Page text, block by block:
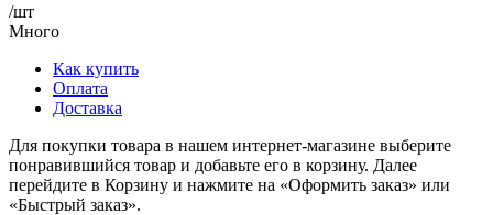
/шт
Много
Как купить
Оплата
Доставка
Для покупки товара в нашем интернет-магазине выберите
понравившийся товар и добавьте его в корзину. Далее
перейдите в Корзину и нажмите на «Оформить заказ» или
«Быстрый заказ».